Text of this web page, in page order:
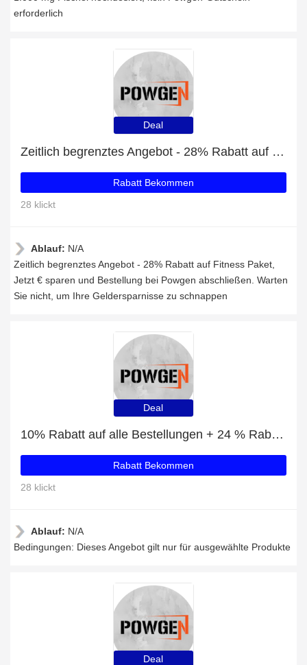
erforderlich
Deal
Zeitlich begrenztes Angebot - 28% Rabatt auf Fitness Paket
Rabatt Bekommen
28 klickt
Ablauf: N/A
Zeitlich begrenztes Angebot - 28% Rabatt auf Fitness Paket,
Jetzt € sparen und Bestellung bei Powgen abschließen. Warten
Sie nicht, um Ihre Geldersparnisse zu schnappen
Deal
10% Rabatt auf alle Bestellungen + 24 % Rabatt auf Fettverbrennungs-Maschine
Rabatt Bekommen
28 klickt
Ablauf: N/A
Bedingungen: Dieses Angebot gilt nur für ausgewählte Produkte
Deal